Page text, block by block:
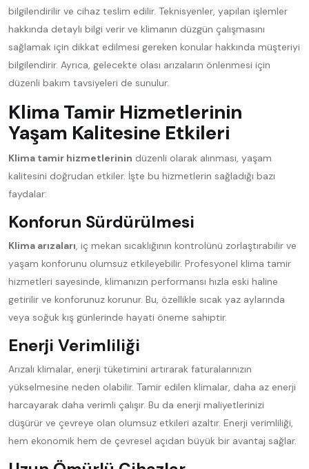
bilgilendirilir ve cihaz teslim edilir. Teknisyenler, yapılan işlemler
hakkında detaylı bilgi verir ve klimanın düzgün çalışmasını
sağlamak için dikkat edilmesi gereken konular hakkında müşteriyi
bilgilendirir. Ayrıca, gelecekte olası arızaların önlenmesi için
düzenli bakım tavsiyeleri de sunulur.
Klima Tamir Hizmetlerinin
Yaşam Kalitesine Etkileri
Klima tamir hizmetlerinin düzenli olarak alınması, yaşam
kalitesini doğrudan etkiler. İşte bu hizmetlerin sağladığı bazı
faydalar:
Konforun Sürdürülmesi
Klima arızaları, iç mekan sıcaklığının kontrolünü zorlaştırabilir ve
yaşam konforunu olumsuz etkileyebilir. Profesyonel klima tamir
hizmetleri sayesinde, klimanızın performansı hızla eski haline
getirilir ve konforunuz korunur. Bu, özellikle sıcak yaz aylarında
veya soğuk kış günlerinde hayati öneme sahiptir.
Enerji Verimliliği
Arızalı klimalar, enerji tüketimini artırarak faturalarınızın
yükselmesine neden olabilir. Tamir edilen klimalar, daha az enerji
harcayarak daha verimli çalışır. Bu da enerji maliyetlerinizi
düşürür ve çevreye olan olumsuz etkileri azaltır. Enerji verimliliği,
hem ekonomik hem de çevresel açıdan büyük bir avantaj sağlar.